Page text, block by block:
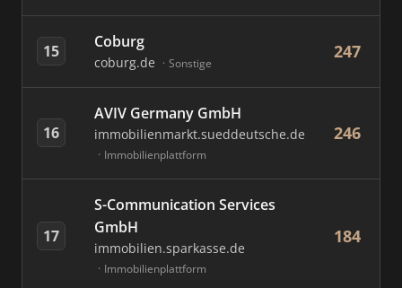
15 Coburg
coburg.de Sonstige
247
16
AVIV Germany GmbH
immobilienmarkt.sueddeutsche.de
Immobilienplattform
246
17
S-Communication Services
GmbH
immobilien.sparkasse.de
Immobilienplattform
184